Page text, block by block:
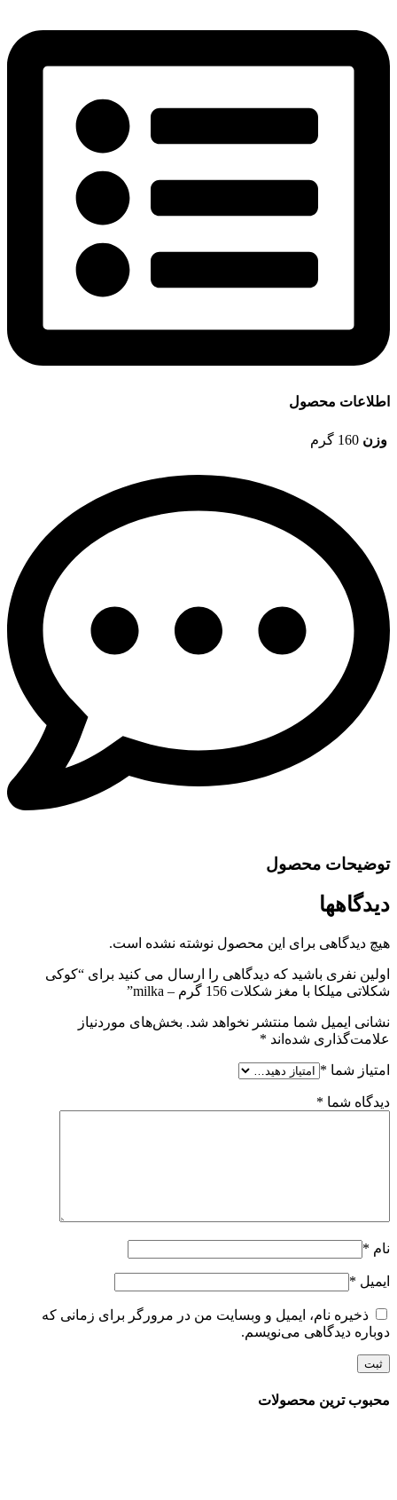
اطلاعات محصول
وزن 160 گرم
توضیحات محصول
دیدگاهها
هیچ دیدگاهی برای این محصول نوشته نشده است.
اولین نفری باشید که دیدگاهی را ارسال می کنید برای “کوکی
شکلاتی میلکا با مغز شکلات 156 گرم – milka”
نشانی ایمیل شما منتشر نخواهد شد. بخش‌های موردنیاز
علامت‌گذاری شده‌اند *
امتیاز شما *
دیدگاه شما *
نام *
ایمیل *
ذخیره نام، ایمیل و وبسایت من در مرورگر برای زمانی که
دوباره دیدگاهی می‌نویسم.
محبوب ترین محصولات